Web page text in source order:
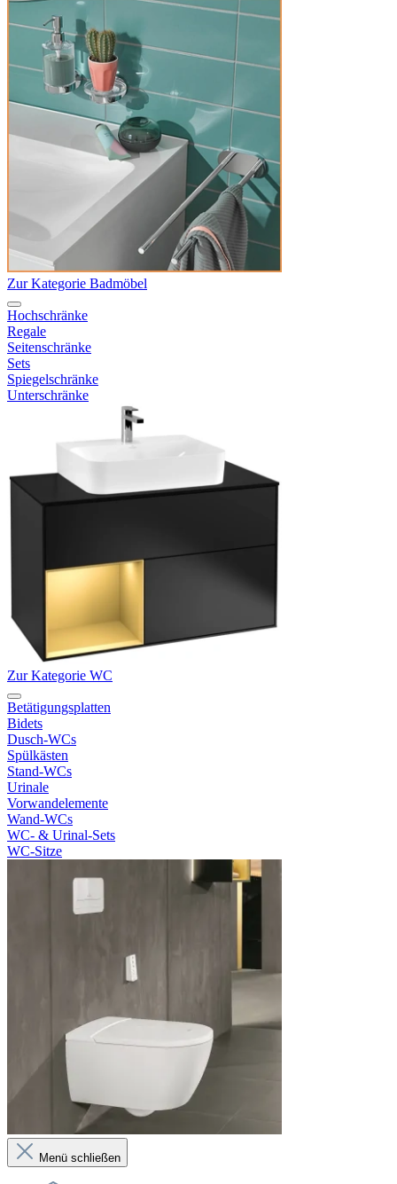
Zur Kategorie Badmöbel
Hochschränke
Regale
Seitenschränke
Sets
Spiegelschränke
Unterschränke
Zur Kategorie WC
Betätigungsplatten
Bidets
Dusch-WCs
Spülkästen
Stand-WCs
Urinale
Vorwandelemente
Wand-WCs
WC- & Urinal-Sets
WC-Sitze
Menü schließen